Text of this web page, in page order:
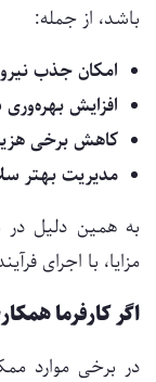
باشد، از جمله:
امکان جذب
افزایش
کاهش برخی
مدیریت بهتر
به همین دلیل در
مزایا، با اجرای
اگر کارفرما
در برخی موارد